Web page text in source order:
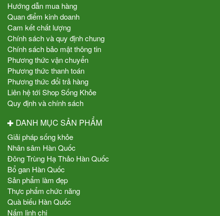
Hướng dẫn mua hàng
Quan điểm kinh doanh
Cam kết chất lượng
Chính sách và quy định chung
Chính sách bảo mật thông tin
Phương thức vận chuyển
Phương thức thanh toán
Phương thức đổi trả hàng
Liên hệ tới Shop Sống Khỏe
Quy định và chính sách
DANH MỤC SẢN PHẨM
Giải pháp sống khỏe
Nhân sâm Hàn Quốc
Đông Trùng Hạ Thảo Hàn Quốc
Bổ gan Hàn Quốc
Sản phẩm làm đẹp
Thực phẩm chức năng
Quà biếu Hàn Quốc
Nấm linh chi